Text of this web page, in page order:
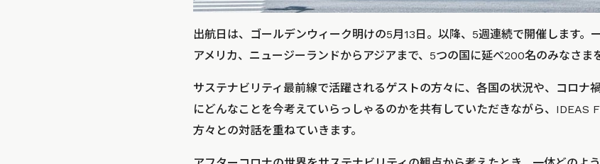
出航日は、ゴールデンウィーク明けの5月13日。以降、5週連続で開催します。
アメリカ、ニュージーランドからアジアまで、5つの国に延べ200名のみなさま
サステナビリティ最前線で活躍されるゲストの方々に、各国の状況や、コロナ
にどんなことを今考えていらっしゃるのかを共有していただきながら、IDEAS
方々との対話を重ねていきます。